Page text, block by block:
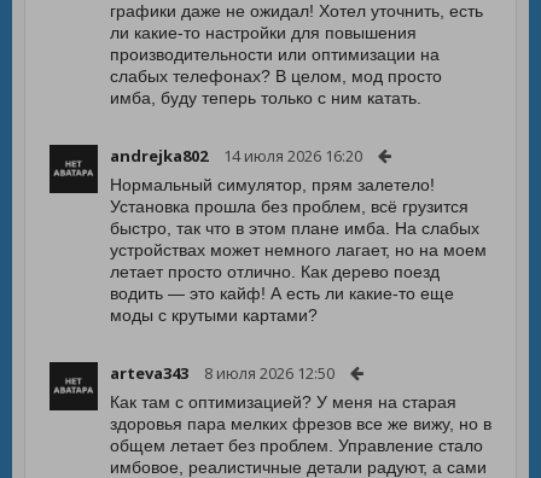
графики даже не ожидал! Хотел уточнить, есть
ли какие-то настройки для повышения
производительности или оптимизации на
слабых телефонах? В целом, мод просто
имба, буду теперь только с ним катать.
andrejka802 14 июля 2026 16:20
Нормальный симулятор, прям залетело!
Установка прошла без проблем, всё грузится
быстро, так что в этом плане имба. На слабых
устройствах может немного лагает, но на моем
летает просто отлично. Как дерево поезд
водить — это кайф! А есть ли какие-то еще
моды с крутыми картами?
arteva343 8 июля 2026 12:50
Как там с оптимизацией? У меня на старая
здоровья пара мелких фрезов все же вижу, но в
общем летает без проблем. Управление стало
имбовое, реалистичные детали радуют, а сами